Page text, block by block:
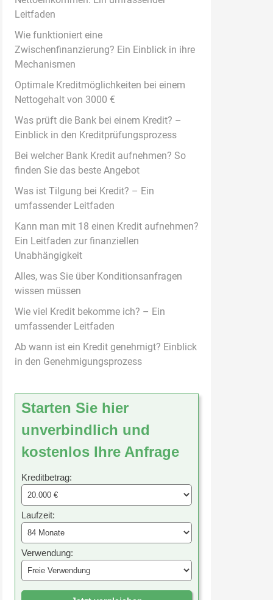
Leitfaden
Wie funktioniert eine
Zwischenfinanzierung? Ein Einblick in ihre
Mechanismen
Optimale Kreditmöglichkeiten bei einem
Nettogehalt von 3000 €
Was prüft die Bank bei einem Kredit? –
Einblick in den Kreditprüfungsprozess
Bei welcher Bank Kredit aufnehmen? So
finden Sie das beste Angebot
Was ist Tilgung bei Kredit? – Ein
umfassender Leitfaden
Kann man mit 18 einen Kredit aufnehmen?
Ein Leitfaden zur finanziellen
Unabhängigkeit
Alles, was Sie über Konditionsanfragen
wissen müssen
Wie viel Kredit bekomme ich? – Ein
umfassender Leitfaden
Ab wann ist ein Kredit genehmigt? Einblick
in den Genehmigungsprozess
Starten Sie hier
unverbindlich und
kostenlos Ihre Anfrage
Kreditbetrag:
Laufzeit:
Verwendung: